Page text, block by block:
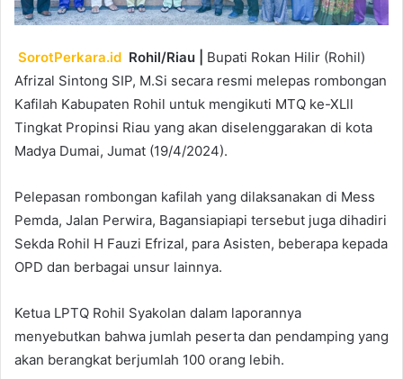
SorotPerkara.id Rohil/Riau | Bupati Rokan Hilir (Rohil)
Afrizal Sintong SIP, M.Si secara resmi melepas rombongan
Kafilah Kabupaten Rohil untuk mengikuti MTQ ke-XLll
Tingkat Propinsi Riau yang akan diselenggarakan di kota
Madya Dumai, Jumat (19/4/2024).
Pelepasan rombongan kafilah yang dilaksanakan di Mess
Pemda, Jalan Perwira, Bagansiapiapi tersebut juga dihadiri
Sekda Rohil H Fauzi Efrizal, para Asisten, beberapa kepada
OPD dan berbagai unsur lainnya.
Ketua LPTQ Rohil Syakolan dalam laporannya
menyebutkan bahwa jumlah peserta dan pendamping yang
akan berangkat berjumlah 100 orang lebih.